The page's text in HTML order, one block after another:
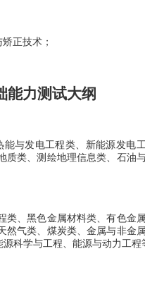
正技术；
力测试大纲
与发电工程类、新能源发电
质类、测绘地理信息类、石油
、黑色金属材料类、有色金
然气类、煤炭类、金属与非金
科学与工程、能源与动力工程